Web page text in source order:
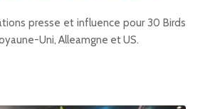
presse et influence pour 30 Birds
Uni, Alleamgne et US.